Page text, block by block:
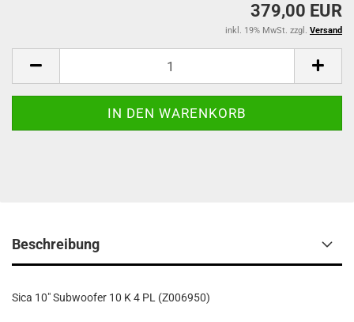
379,00 EUR
inkl. 19% MwSt. zzgl. Versand
Beschreibung
Sica 10" Subwoofer 10 K 4 PL (Z006950)